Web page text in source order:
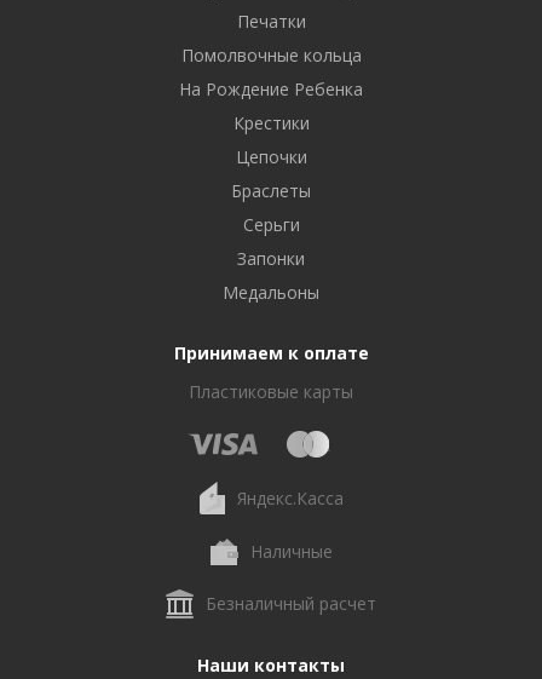
Печатки
Помолвочные кольца
На Рождение Ребенка
Крестики
Цепочки
Браслеты
Серьги
Запонки
Медальоны
Принимаем к оплате
Пластиковые карты
Яндекс.Касса
Наличные
Безналичный расчет
Наши контакты